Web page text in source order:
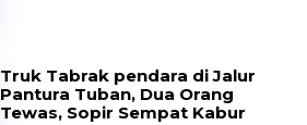
Truk Tabrak pendara di Jalur
Pantura Tuban, Dua Orang
Tewas, Sopir Sempat Kabur